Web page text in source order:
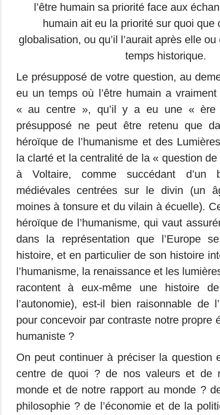
l’être humain sa priorité face aux
humain ait eu la priorité sur quoi que
globalisation, ou qu’il l’aurait après elle
temps historique.
Le présupposé de votre question, au
eu un temps où l’être humain a
« au centre », qu’il y a eu une « ère
présupposé ne peut être retenu que
héroïque de l’humanisme et des
la clarté et la centralité de la « question de
à Voltaire, comme succédant d’un
médiévales centrées sur le divin (un
moines à tonsure et du vilain à écuelle).
héroïque de l’humanisme, qui vaut
dans la représentation que l’Europe
histoire, et en particulier de son histoire
l’humanisme, la renaissance et les
racontent à eux-même une histoire
l’autonomie), est-il bien raisonnable de
pour concevoir par contraste notre propre
humaniste ?
On peut continuer à préciser la question
centre de quoi ? de nos valeurs et de
monde et de notre rapport au monde ?
philosophie ? de l’économie et de la